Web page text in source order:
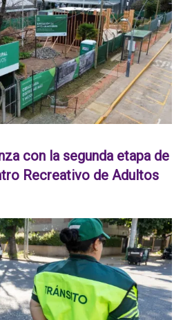
con la segunda etapa de
Recreativo de Adultos